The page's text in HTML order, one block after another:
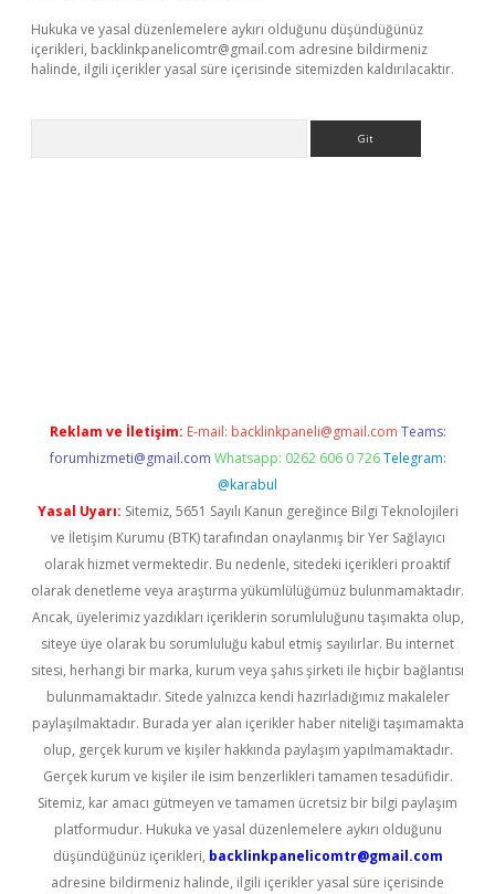
Hukuka ve yasal düzenlemelere aykırı olduğunu düşündüğünüz
içerikleri, backlinkpanelicomtr@gmail.com adresine bildirmeniz
halinde, ilgili içerikler yasal süre içerisinde sitemizden kaldırılacaktır.
Reklam ve İletişim: E-mail: backlinkpaneli@gmail.com Teams:
forumhizmeti@gmail.com Whatsapp: 0262 606 0 726 Telegram:
@karabul
Yasal Uyarı: Sitemiz, 5651 Sayılı Kanun gereğince Bilgi Teknolojileri
ve İletişim Kurumu (BTK) tarafından onaylanmış bir Yer Sağlayıcı
olarak hizmet vermektedir. Bu nedenle, sitedeki içerikleri proaktif
olarak denetleme veya araştırma yükümlülüğümüz bulunmamaktadır.
Ancak, üyelerimiz yazdıkları içeriklerin sorumluluğunu taşımakta olup,
siteye üye olarak bu sorumluluğu kabul etmiş sayılırlar. Bu internet
sitesi, herhangi bir marka, kurum veya şahıs şirketi ile hiçbir bağlantısı
bulunmamaktadır. Sitede yalnızca kendi hazırladığımız makaleler
paylaşılmaktadır. Burada yer alan içerikler haber niteliği taşımamakta
olup, gerçek kurum ve kişiler hakkında paylaşım yapılmamaktadır.
Gerçek kurum ve kişiler ile isim benzerlikleri tamamen tesadüfidir.
Sitemiz, kar amacı gütmeyen ve tamamen ücretsiz bir bilgi paylaşım
platformudur. Hukuka ve yasal düzenlemelere aykırı olduğunu
düşündüğünüz içerikleri, backlinkpanelicomtr@gmail.com
adresine bildirmeniz halinde, ilgili içerikler yasal süre içerisinde